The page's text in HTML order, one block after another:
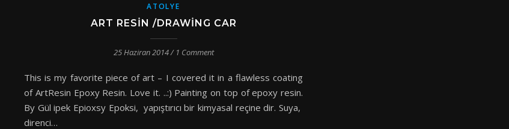
ATOLYE
ART RESIN /DRAWING CAR
25 Haziran 2014/ 1 Comment
This is my favorite piece of art – I covered it in a flawless coating
of ArtResin Epoxy Resin. Love it. ..:) Painting on top of epoxy resin.
By Gül ipek Epioxsy Epoksi, yapıştırıcı bir kimyasal reçine dir. Suya,
direnci…